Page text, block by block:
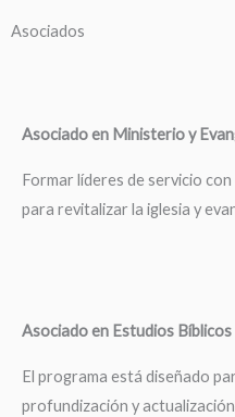
Asociados
Asociado en Ministerio y
Formar líderes de servicio
para revitalizar la iglesia y
Asociado en Estudios Bíblicos
El programa está diseñado
profundización y